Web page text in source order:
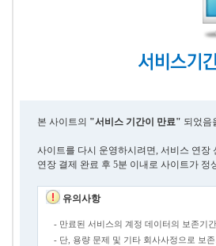
본 사이트의 "서비스 기간이 만료" 되었음
사이트를 다시 운영하시려면, 서비스 연장
연장 결제 완료 후 5분 이내로 사이트가 정
유의사항
- 만료된 서비스의 계정 데이터의 보존기
- 단, 용량 문제 및 기타 회사사정으로 보